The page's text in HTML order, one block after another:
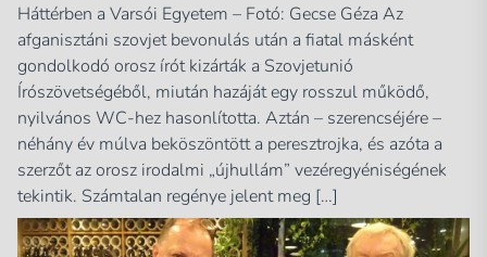
Háttérben a Varsói Egyetem – Fotó: Gecse Géza Az
afganisztáni szovjet bevonulás után a fiatal másként
gondolkodó orosz írót kizárták a Szovjetunió
Írószövetségéből, miután hazáját egy rosszul működő,
nyilvános WC-hez hasonlította. Aztán – szerencséjére –
néhány év múlva beköszöntött a peresztrojka, és azóta a
szerzőt az orosz irodalmi „újhullám” vezéregyéniségének
tekintik. Számtalan regénye jelent meg […]